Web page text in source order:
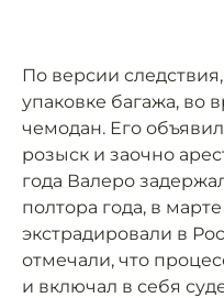
По версии
упаковке багажа, во
чемодан. Его
розыск и заочно
года Валеро
полтора года, в
экстрадировали в
отмечали, что
и включал в себя